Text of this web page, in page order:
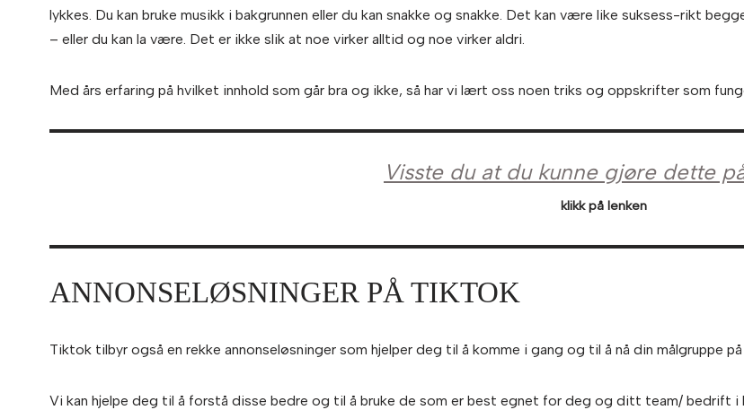
lykkes. Du kan bruke musikk i bakgrunnen eller du kan snakke og snakke. Det kan være like suksess-rikt
– eller du kan la være. Det er ikke slik at noe virker alltid og noe virker aldri.
Med års erfaring på hvilket innhold som går bra og ikke, så har vi lært oss noen triks og oppskrifter som
Visste du at du kunne gjøre dette
klikk på lenken
ANNONSELØSNINGER PÅ TIKTOK
Tiktok tilbyr også en rekke annonseløsninger som hjelper deg til å komme i gang og til å nå din målgruppe
Vi kan hjelpe deg til å forstå disse bedre og til å bruke de som er best egnet for deg og ditt team/ bedrift